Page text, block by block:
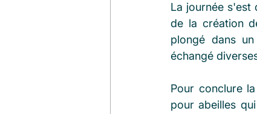
La journée s'est
de la création
plongé dans
échangé
Pour conclure
pour abeilles